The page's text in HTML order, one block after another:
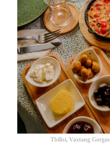
Tbilisi, Vaxtang